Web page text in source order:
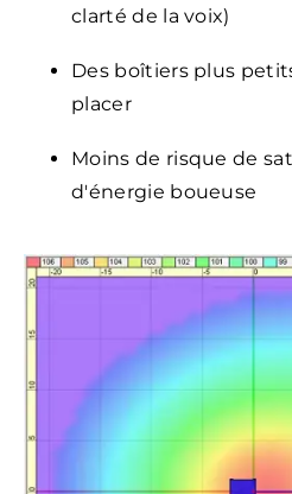
clarté de la voix)
Des boîtiers plus
placer
Moins de risque de
d'énergie boueuse